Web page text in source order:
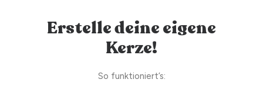
Erstelle deine eigene
Kerze!
So funktioniert’s: